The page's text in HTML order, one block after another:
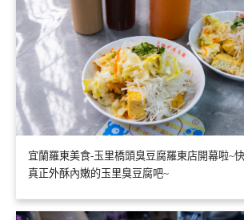
宜蘭羅東美食-玉里橋頭臭豆腐羅東店開幕啦~
真正外酥內嫩的玉里臭豆腐吧~